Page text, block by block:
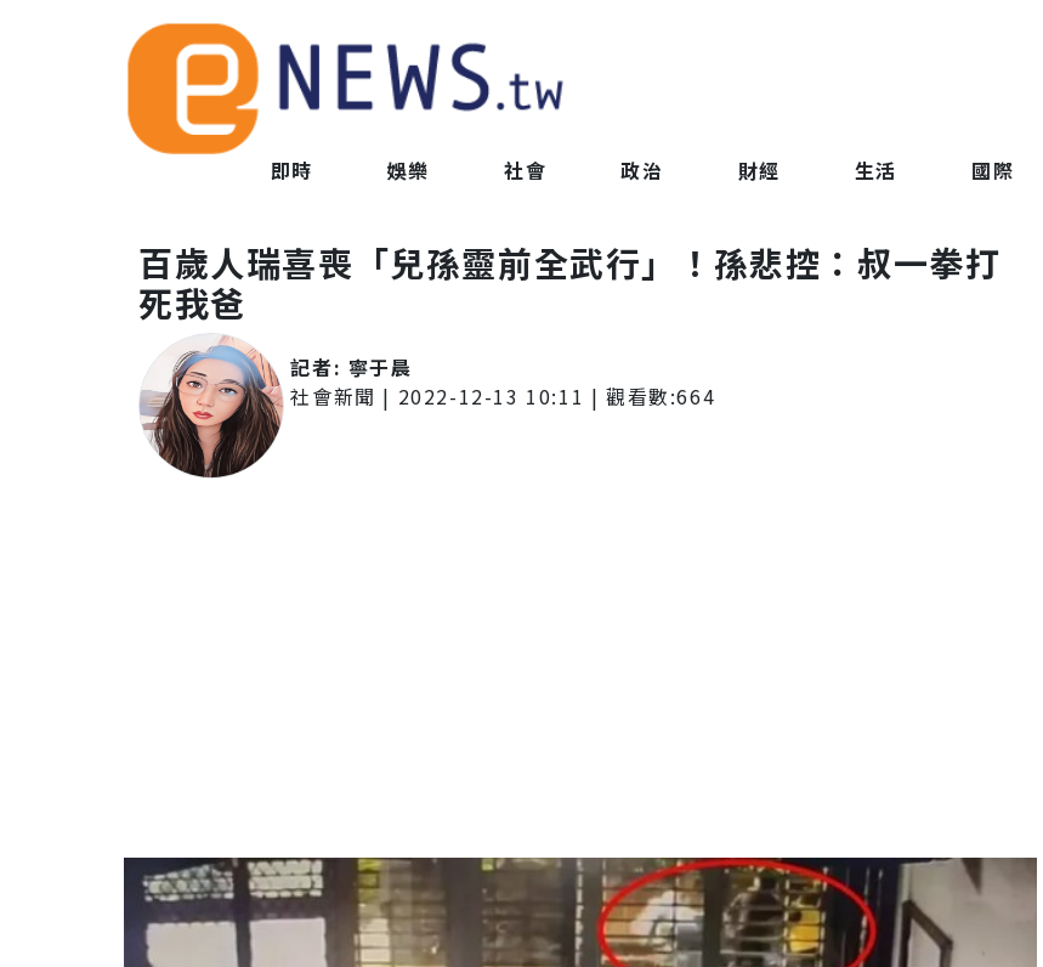
即時 娛樂 社會 政治 財經 生活 國際
百歲人瑞喜喪「兒孫靈前全武行」！孫悲控：叔一拳打
死我爸
記者: 寧于晨
社會新聞 | 2022-12-13 10:11 | 觀看數:664